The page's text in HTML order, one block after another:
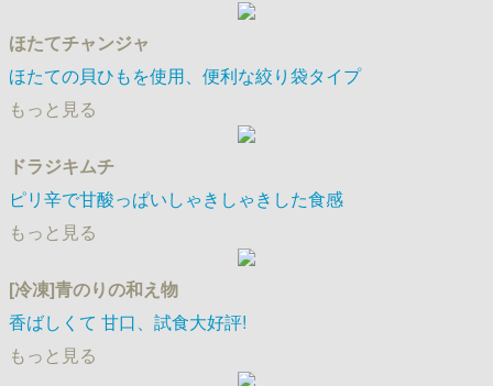
ほたてチャンジャ
ほたての貝ひもを使用、便利な絞り袋タイプ
もっと見る
ドラジキムチ
ピリ辛で甘酸っぱいしゃきしゃきした食感
もっと見る
[冷凍]青のりの和え物
香ばしくて 甘口​、試食大好評!
もっと見る